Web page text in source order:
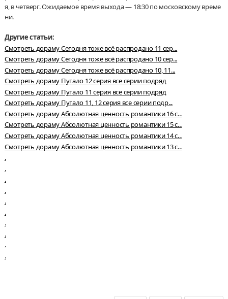
я, в четверг. Ожидаемое время выхода — 18:30 по московскому време
ни.
Другие статьи:
Смотреть дораму Сегодня тоже всё распродано 11 сер...
Смотреть дораму Сегодня тоже всё распродано 10 сер...
Смотреть дораму Сегодня тоже всё распродано 10, 11...
Смотреть дораму Пугало 12 серия все серии подряд
Смотреть дораму Пугало 11 серия все серии подряд
Смотреть дораму Пугало 11, 12 серия все серии подр...
Смотреть дораму Абсолютная ценность романтики 16 с...
Смотреть дораму Абсолютная ценность романтики 15 с...
Смотреть дораму Абсолютная ценность романтики 14 с...
Смотреть дораму Абсолютная ценность романтики 13 с...
.
.
.
.
.
.
.
.
.
.